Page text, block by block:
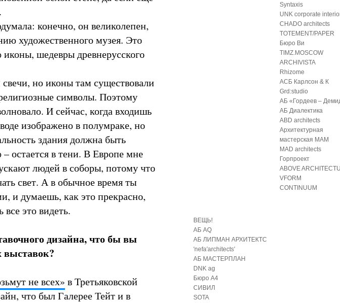
конечно, он великолепен,
художественного музея. Это
шедевры древнерусского
но иконы там существовали
символы. Поэтому
И сейчас, когда входишь
изображено в полумраке, но
здания должна быть
остается в тени. В Европе мне
людей в соборы, потому что
свет. А в обычное время ты
и думаешь, как это прекрасно,
это видеть.
дизайна, что бы вы
выставок?
не всех» в Третьяковской
что был Галерее Тейт и в
Syntaxis
UNK corporate
CHADO architects
TOTEMENT/PAPER
Бюро Ви
TIMZ.MOSCOW
ARCHIVISTA
Rhizome
АСБ Карлсон & К
Grd:studio
АБ «Гордеев –
АБ Диалектика
ABD architects
Архитектурная
мастерская МАМ
MAD architects
Горпроект
ABOVE
VFORM
CONTINUUM
ВЕЩЬ!
АБ AQ
АБ ЛИПМАН АРХИТЕКТС
′nefa′architects′
АБ МАСТЕРПЛАН
DNK ag
Бюро А4
СИВИЛ
SOTA